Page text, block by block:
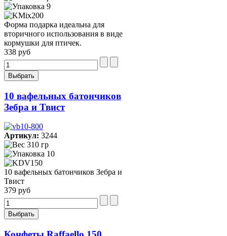
9
Форма подарка идеальна для
вторичного использования в виде
кормушки для птичек.
338 руб
10 вафельных батончиков
Зебра и Твист
Артикул: 3244
310 гр
10
10 вафельных батончиков Зебра и
Твист
379 руб